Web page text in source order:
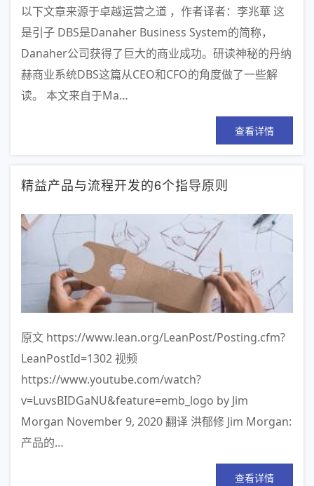
以下文章来源于卓越运营之道 ，作者译者：李兆華 这
是引子 DBS是Danaher Business System的简称，
Danaher公司获得了巨大的商业成功。研读神秘的丹纳
赫商业系统DBS这篇从CEO和CFO的角度做了一些解
读。 本文来自于Ma…
查看详情
精益产品与流程开发的6个指导原则
原文 https://www.lean.org/LeanPost/Posting.cfm?
LeanPostId=1302 视频
https://www.youtube.com/watch?
v=LuvsBIDGaNU&feature=emb_logo by Jim
Morgan November 9, 2020 翻译 洪郁修 Jim Morgan:
产品的…
查看详情